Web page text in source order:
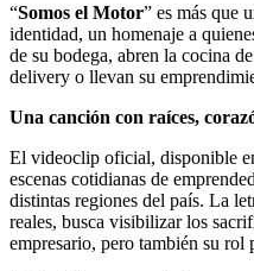
“Somos el Motor” es más que
identidad, un homenaje a
de su bodega, abren la cocina
delivery o llevan su
Una canción con raíces,
El videoclip oficial, disponible
escenas cotidianas de
distintas regiones del país. La
reales, busca visibilizar los
empresario, pero también su rol